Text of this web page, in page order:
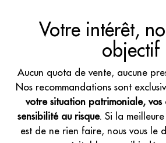
Votre intérêt,
objectif
Aucun quota de vente, aucune
Nos recommandations sont
votre situation patrimoniale, vos
sensibilité au risque. Si la
est de ne rien faire, nous vous le